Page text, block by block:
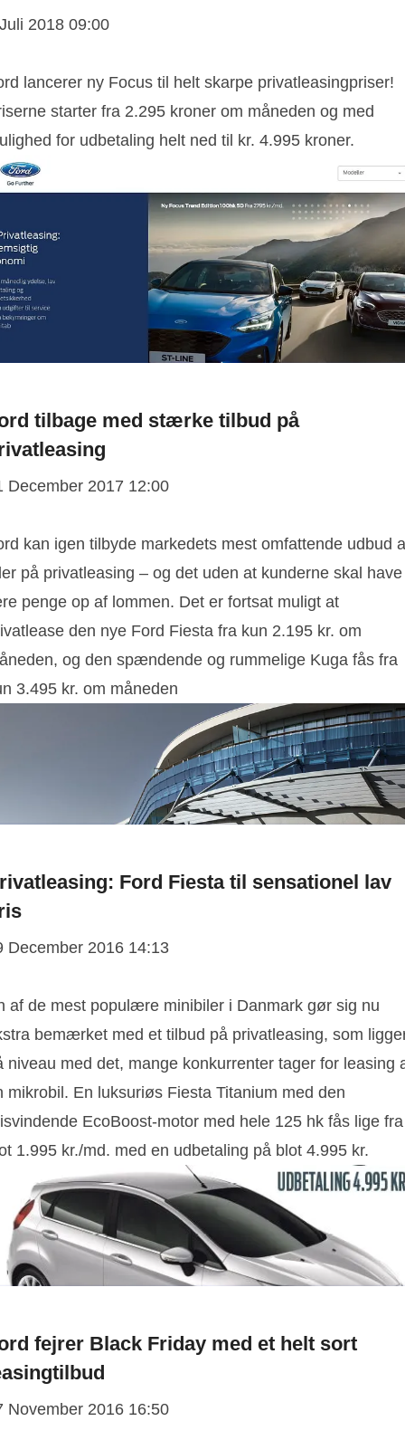
2018 09:00
lancerer ny Focus til helt skarpe privatleasingpriser!
starter fra 2.295 kroner om måneden og med
for udbetaling helt ned til kr. 4.995 kroner.
tilbage med stærke tilbud på
December 2017 12:00
kan igen tilbyde markedets mest omfattende udbud
på privatleasing – og det uden at kunderne skal have
penge op af lommen. Det er fortsat muligt at
den nye Ford Fiesta fra kun 2.195 kr. om
og den spændende og rummelige Kuga fås fra
3.495 kr. om måneden
Ford Fiesta til sensationel lav
December 2016 14:13
af de mest populære minibiler i Danmark gør sig nu
bemærket med et tilbud på privatleasing, som
niveau med det, mange konkurrenter tager for leasing
mikrobil. En luksuriøs Fiesta Titanium med den
EcoBoost-motor med hele 125 hk fås lige fra
1.995 kr./md. med en udbetaling på blot 4.995 kr.
fejrer Black Friday med et helt sort
November 2016 16:50